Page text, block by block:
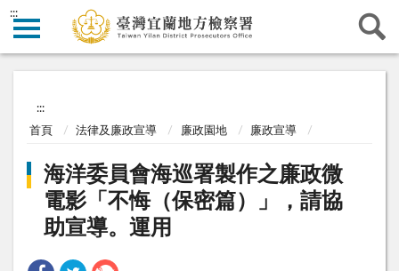
:::
:::
首頁 法律及廉政宣導 廉政園地 廉政宣導
海洋委員會海巡署製作之廉政微
電影「不悔（保密篇）」，請協
助宣導。運用